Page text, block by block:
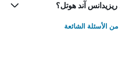
آند هوتل؟
الأسئلة الشائعة